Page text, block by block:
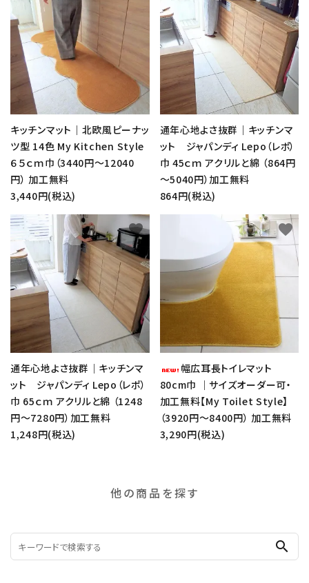
キッチンマット｜北欧風ピーナッ
ツ型 14色 My Kitchen Style
６５ｃｍ巾（3440円～12040
円） 加工無料
3,440円(税込)
通年心地よさ抜群｜キッチンマ
ット ジャパンディ Lepo（レポ）
巾 45ｃｍ アクリルと綿 （864円
～5040円）加工無料
864円(税込)
通年心地よさ抜群｜キッチンマ
ット ジャパンディ Lepo（レポ）
巾 65ｃｍ アクリルと綿 （1248
円～7280円）加工無料
1,248円(税込)
favorite
幅広耳長トイレマット
80cm巾 ｜サイズオーダー可・
加工無料【My Toilet Style】
（3920円～8400円） 加工無料
3,290円(税込)
favorite
他の商品を探す
search